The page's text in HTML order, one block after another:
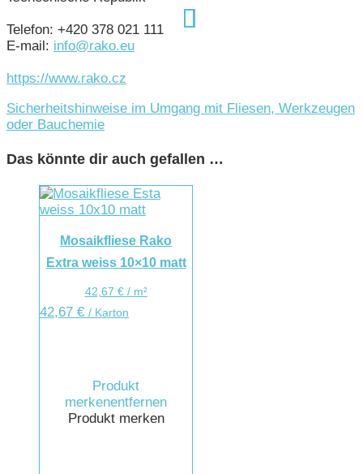
Telefon: +420 378 021 111
E-mail: info@rako.eu
https://www.rako.cz
Sicherheitshinweise im Umgang mit Fliesen, Werkzeugen
oder Bauchemie
Das könnte dir auch gefallen …
Mosaikfliese Rako
Extra weiss 10×10 matt
42,67 €/ m²
42,67 € / Karton
Produkt
merkenentfernen
Produkt merken